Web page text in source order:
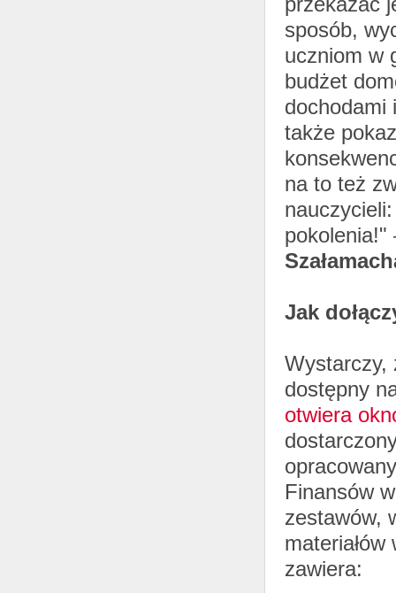
sposób,
uczniom w
budżet
dochodami
także
na to też
pokolenia!"
Jak
Wystarczy,
dostępny
otwiera
Finansów
zestawów,
zawiera: